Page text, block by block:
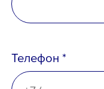
Вопрос *
Телефон *